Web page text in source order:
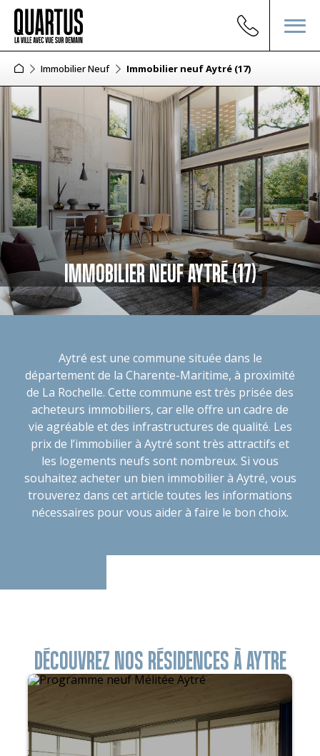
Immobilier Neuf Immobilier neuf Aytré (17)
IMMOBILIER NEUF AYTRÉ (17)
Aytré est une commune située dans le
département de la Charente-Maritime, à proximité
de La Rochelle. Cette commune est très prisée des
acheteurs immobiliers, car elle offre un cadre de
vie agréable et des infrastructures de qualité. Les
prix de l’immobilier à Aytré sont très attractifs et
les logements neufs sont nombreux. Si vous
souhaitez acheter un bien immobilier à Aytré, vous
trouverez dans cet article toutes les informations
nécessaires pour vous aider à faire le bon choix.
DÉCOUVREZ NOS RÉSIDENCES À AYTRE